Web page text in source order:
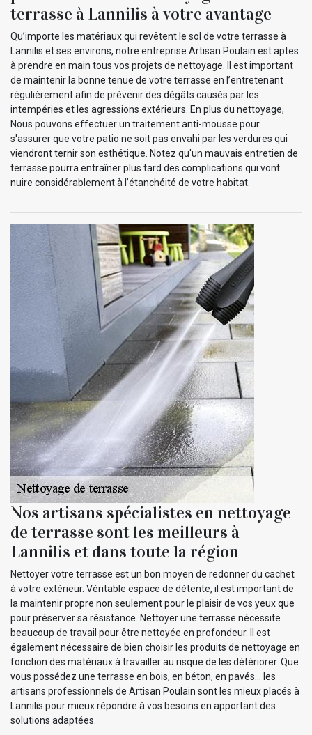
terrasse à Lannilis à votre avantage
Qu’importe les matériaux qui revêtent le sol de votre terrasse à
Lannilis et ses environs, notre entreprise Artisan Poulain est aptes
à prendre en main tous vos projets de nettoyage. Il est important
de maintenir la bonne tenue de votre terrasse en l’entretenant
régulièrement afin de prévenir des dégâts causés par les
intempéries et les agressions extérieurs. En plus du nettoyage,
Nous pouvons effectuer un traitement anti-mousse pour
s'assurer que votre patio ne soit pas envahi par les verdures qui
viendront ternir son esthétique. Notez qu'un mauvais entretien de
terrasse pourra entraîner plus tard des complications qui vont
nuire considérablement à l’étanchéité de votre habitat.
Nos artisans spécialistes en nettoyage
de terrasse sont les meilleurs à
Lannilis et dans toute la région
Nettoyer votre terrasse est un bon moyen de redonner du cachet
à votre extérieur. Véritable espace de détente, il est important de
la maintenir propre non seulement pour le plaisir de vos yeux que
pour préserver sa résistance. Nettoyer une terrasse nécessite
beaucoup de travail pour être nettoyée en profondeur. Il est
également nécessaire de bien choisir les produits de nettoyage en
fonction des matériaux à travailler au risque de les détériorer. Que
vous possédez une terrasse en bois, en béton, en pavés… les
artisans professionnels de Artisan Poulain sont les mieux placés à
Lannilis pour mieux répondre à vos besoins en apportant des
solutions adaptées.